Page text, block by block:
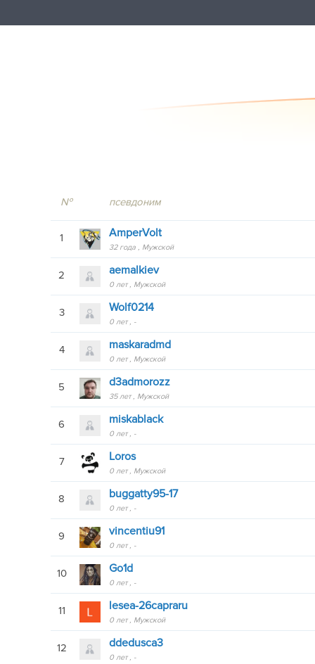
№ псевдоним
1 AmperVolt
32 года Мужской
2 aemalkiev
0 лет Мужской
3 Wolf0214
0 лет -
4 maskaradmd
0 лет Мужской
5 d3admorozz
35 лет Мужской
6 miskablack
0 лет -
7 Loros
0 лет Мужской
8 buggatty95-17
0 лет -
9 vincentiu91
0 лет -
10 Go1d
0 лет -
11 lesea-26capraru
0 лет Мужской
12 ddedusca3
0 лет -